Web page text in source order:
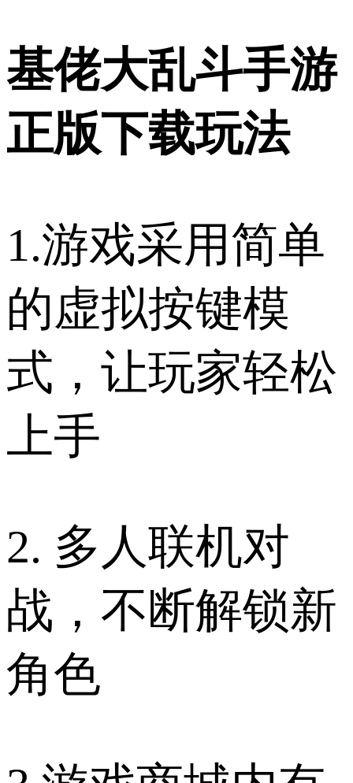
基佬大乱斗手游
正版下载玩法
1.游戏采用简单
的虚拟按键模
式，让玩家轻松
上手
2. 多人联机对
战，不断解锁新
角色